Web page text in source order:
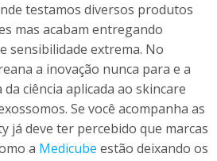
testamos diversos produtos
mas acabam entregando
sensibilidade extrema. No
a inovação nunca para e a
ciência aplicada ao skincare
Se você acompanha as
já deve ter percebido que marcas
a Medicube estão deixando os